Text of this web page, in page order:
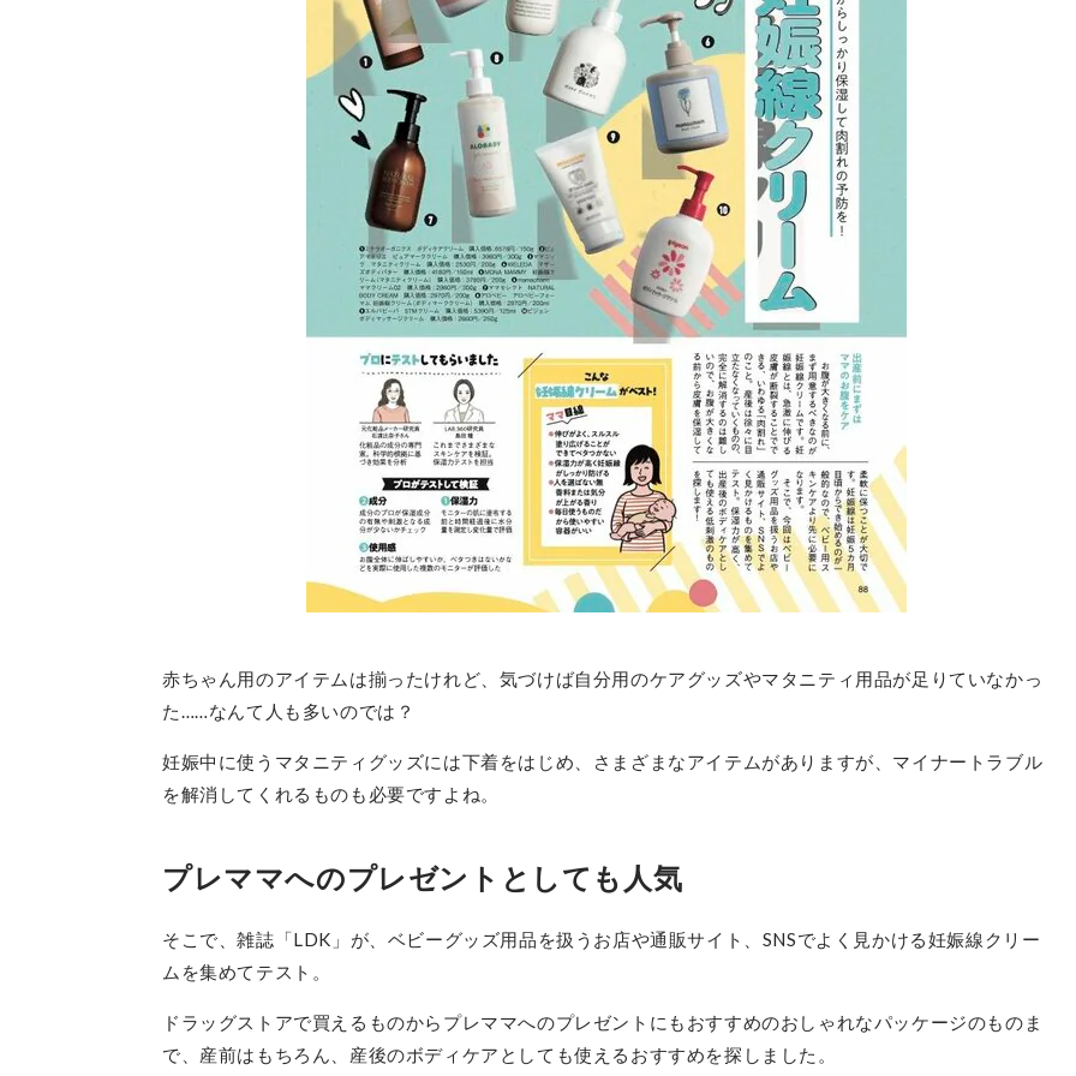
赤ちゃん用のアイテムは揃ったけれど、気づけば自分用のケアグッズやマタニティ用品が足りていなかっ
た……なんて人も多いのでは？
妊娠中に使うマタニティグッズには下着をはじめ、さまざまなアイテムがありますが、マイナートラブル
を解消してくれるものも必要ですよね。
プレママへのプレゼントとしても人気
そこで、雑誌「LDK」が、ベビーグッズ用品を扱うお店や通販サイト、SNSでよく見かける妊娠線クリー
ムを集めてテスト。
ドラッグストアで買えるものからプレママへのプレゼントにもおすすめのおしゃれなパッケージのものま
で、産前はもちろん、産後のボディケアとしても使えるおすすめを探しました。